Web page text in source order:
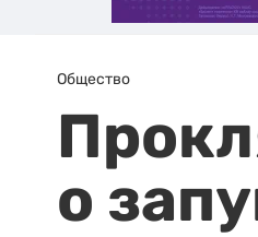
Общество
о